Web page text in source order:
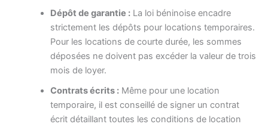
Dépôt de garantie :La loi béninoise encadre
strictement les dépôts pour locations temporaires.
Pour les locations de courte durée, les sommes
déposées ne doivent pas excéder la valeur de trois
mois de loyer.
Contrats écrits :Même pour une location
temporaire, il est conseillé de signer un contrat
écrit détaillant toutes les conditions de location